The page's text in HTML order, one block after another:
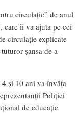
circulație” de anul
care îi va ajuta pe cei
circulație explicate
șansa de a
și 10 ani va învăța
Poliției
de educație